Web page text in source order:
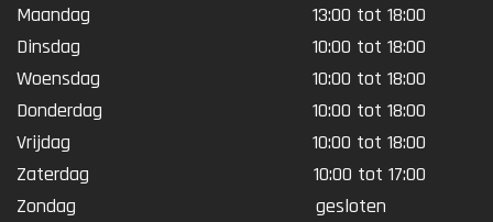
Maandag
13:00 tot 18:00
Dinsdag
10:00 tot 18:00
Woensdag
10:00 tot 18:00
Donderdag
10:00 tot 18:00
Vrijdag
10:00 tot 18:00
Zaterdag
10:00 tot 17:00
Zondag
gesloten